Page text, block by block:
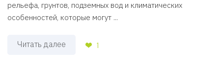
рельефа, грунтов, подземных вод и климатических
особенностей, которые могут ...
Читать далее 1